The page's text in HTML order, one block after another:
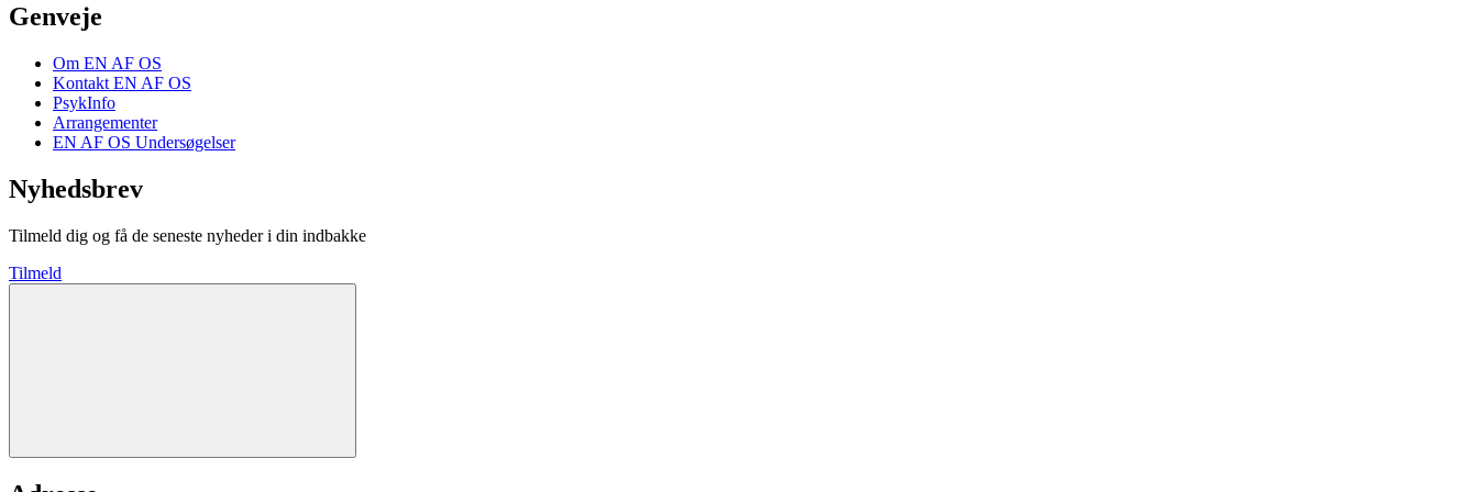
Genveje
Om EN AF OS
Kontakt EN AF OS
PsykInfo
Arrangementer
EN AF OS Undersøgelser
Nyhedsbrev
Tilmeld dig og få de seneste nyheder i din indbakke
Tilmeld